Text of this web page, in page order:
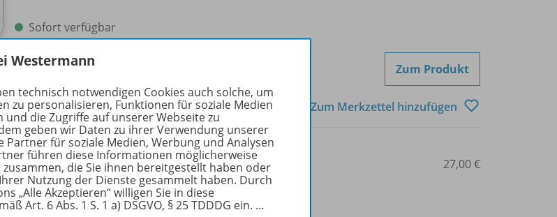
Sofort verfügbar
Nur für ausgewählte Kundengruppen
Zum Produkt
Zum Merkzettel hinzufügen
Astrid Lindgren: Kalle Blomquist
Einzellizenz für Lehrer/-innen
(Dauerlizenz)
WEB-14-129678 27,00 €
Westermann
technisch notwendigen Cookies auch solche, um
zu personalisieren, Funktionen für soziale Medien
und die Zugriffe auf unserer Webseite zu
geben wir Daten zu ihrer Verwendung unserer
Partner für soziale Medien, Werbung und Analysen
führen diese Informationen möglicherweise
die Sie ihnen bereitgestellt haben oder
Nutzung der Dienste gesammelt haben. Durch
„Alle Akzeptieren“ willigen Sie in diese
Art. 6 Abs. 1 S. 1 a) DSGVO, § 25 TDDDG ein. …